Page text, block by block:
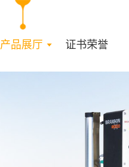
产品展厅 证书荣誉